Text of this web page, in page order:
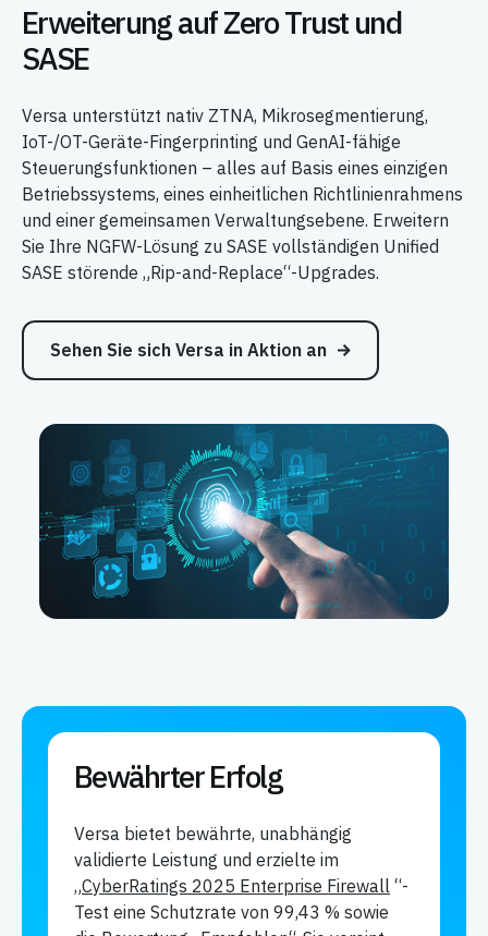
Erweiterung auf Zero Trust und
SASE
Versa unterstützt nativ ZTNA, Mikrosegmentierung,
IoT-/OT-Geräte-Fingerprinting und GenAI-fähige
Steuerungsfunktionen – alles auf Basis eines einzigen
Betriebssystems, eines einheitlichen Richtlinienrahmens
und einer gemeinsamen Verwaltungsebene. Erweitern
Sie Ihre NGFW-Lösung zu SASE vollständigen Unified
SASE störende „Rip-and-Replace“-Upgrades.
Sehen Sie sich Versa in Aktion an
Bewährter Erfolg
Versa bietet bewährte, unabhängig
validierte Leistung und erzielte im
„CyberRatings 2025 Enterprise Firewall “-
Test eine Schutzrate von 99,43 % sowie